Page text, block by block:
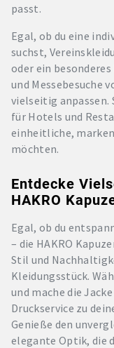
passt.
Egal, ob du eine
suchst,
oder ein
und Messebesuche
vielseitig anpassen.
für Hotels und
einheitliche,
möchten.
Entdecke
HAKRO
Egal, ob du
– die HAKRO
Stil und
Kleidungsstück.
und mache die
Druckservice zu
Genieße den
elegante Optik, die